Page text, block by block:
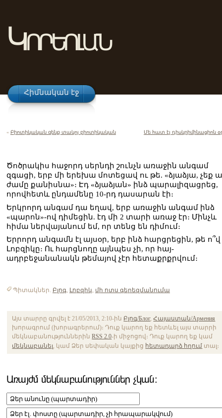
Կորեոլան
Հիմնական էջ
« Բիոտիկական զենք տակոյ բիոտիկական Մե հատ էլ դիսկրիմինացիոն
Ծոծրակիս հաջորդ սերնդի շունչն առաջին անգամ
զգացի, երբ մի երեխա մոտեցավ ու թե. «ձյաձյա, չեք
ժամը քանիսնա»։ Էդ «ձյաձյան» ինձ պարալիզացրեց,
որովհետև ընդամենը 10-րդ դասարան էի։
Երկրորդ անգամ դա եղավ, երբ առաջին անգամ ինձ
«պարոն»-ով դիմեցին. էդ մի 2 տարի առաջ էր։ Մինչև
հիմա ներվայանում եմ, որ տենց են դիմում։
Երրորդ անգամն էլ այսօր, երբ ինձ հարցրեցին, թե
Լոբզիկը։ Ու հարցնողը այնպես չի, որ հայ-
ադրբեջանանակն թեմայով չէր հետաքրքրվում։
Պիտակներ. Բլոգ Լոբզիկ մի ոտս գերեզմանումա
Այս տարրը գրվել է 21/05/2013, 2:10-ին Բլոգ/Блог,Հայաստան/Армения
խորագրում (խորագրերում)։ Դուք կարող եք հետևել այս տարրի
մեկնաբանություններինRSS 2.0-ի միջոցով։ Դուք կարող եք կամ
մեկնաբանել, կամ Ձեր սեփական կայքից հետադարձ հղում տալ։
Առայժմ մեկնաբանություններ չկան։